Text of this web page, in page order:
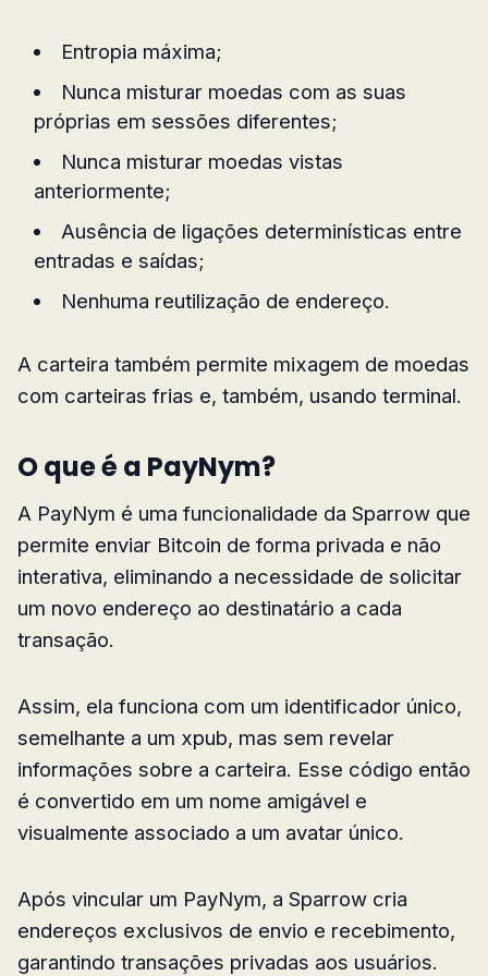
Entropia máxima;
Nunca misturar moedas com as suas
próprias em sessões diferentes;
Nunca misturar moedas vistas
anteriormente;
Ausência de ligações determinísticas entre
entradas e saídas;
Nenhuma reutilização de endereço.
A carteira também permite mixagem de moedas
com carteiras frias e, também, usando terminal.
O que é a PayNym?
A PayNym é uma funcionalidade da Sparrow que
permite enviar Bitcoin de forma privada e não
interativa, eliminando a necessidade de solicitar
um novo endereço ao destinatário a cada
transação.
Assim, ela funciona com um identificador único,
semelhante a um xpub, mas sem revelar
informações sobre a carteira. Esse código então
é convertido em um nome amigável e
visualmente associado a um avatar único.
Após vincular um PayNym, a Sparrow cria
endereços exclusivos de envio e recebimento,
garantindo transações privadas aos usuários.